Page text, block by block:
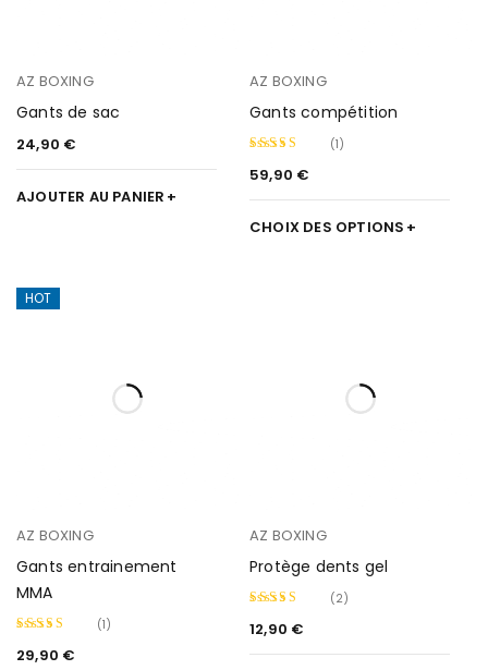
AZ BOXING
Gants de sac
24,90 €
AJOUTER AU PANIER
AZ BOXING
Gants compétition
Note5.00
sur 5
(1)
59,90 €
CHOIX DES OPTIONS
HOT
AZ BOXING
Gants entrainement
MMA
Note5.00
(1)
29,90 €
AZ BOXING
Protège dents gel
Note
4.00sur
(2)
12,90 €